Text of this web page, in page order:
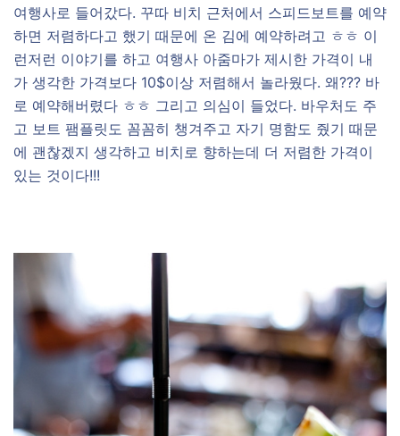
여행사로 들어갔다. 꾸따 비치 근처에서 스피드보트를 예약
하면 저렴하다고 했기 때문에 온 김에 예약하려고 ㅎㅎ 이
런저런 이야기를 하고 여행사 아줌마가 제시한 가격이 내
가 생각한 가격보다 10$이상 저렴해서 놀라웠다. 왜??? 바
로 예약해버렸다 ㅎㅎ 그리고 의심이 들었다. 바우처도 주
고 보트 팸플릿도 꼼꼼히 챙겨주고 자기 명함도 줬기 때문
에 괜찮겠지 생각하고 비치로 향하는데 더 저렴한 가격이
있는 것이다!!!